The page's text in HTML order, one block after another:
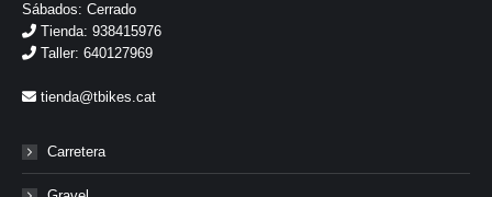
Sábados: Cerrado
Tienda: 938415976
Taller: 640127969
tienda@tbikes.cat
Carretera